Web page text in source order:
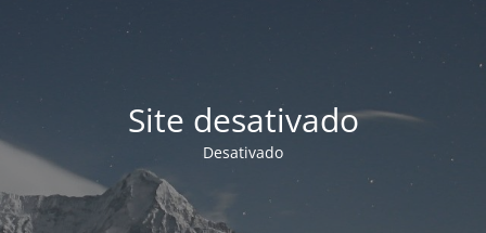
Site desativado
Desativado